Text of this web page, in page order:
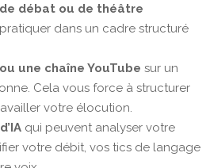
débat ou de théâtre
dans un cadre structuré
une chaîne YouTube sur un
Cela vous force à structurer
votre élocution.
qui peuvent analyser votre
votre débit, vos tics de langage